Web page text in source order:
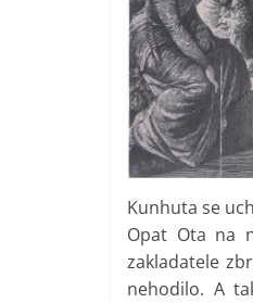
Kunhuta se
Opat Ota na
zakladatele
nehodilo. A